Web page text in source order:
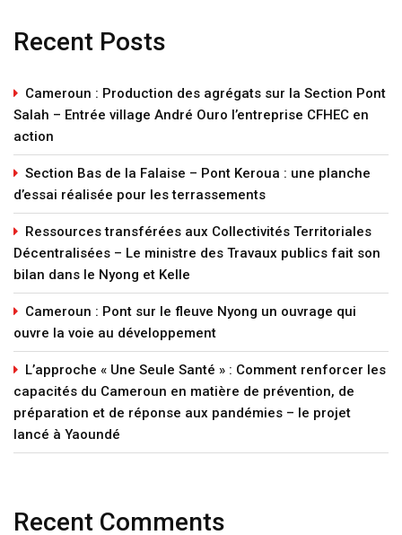
Recent Posts
Cameroun : Production des agrégats sur la Section Pont
Salah – Entrée village André Ouro l’entreprise CFHEC en
action
Section Bas de la Falaise – Pont Keroua : une planche
d’essai réalisée pour les terrassements
Ressources transférées aux Collectivités Territoriales
Décentralisées – Le ministre des Travaux publics fait son
bilan dans le Nyong et Kelle
Cameroun : Pont sur le fleuve Nyong un ouvrage qui
ouvre la voie au développement
L’approche « Une Seule Santé » : Comment renforcer les
capacités du Cameroun en matière de prévention, de
préparation et de réponse aux pandémies – le projet
lancé à Yaoundé
Recent Comments